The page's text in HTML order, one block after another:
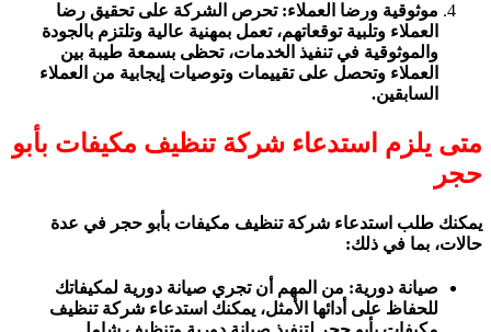
موثوقية ورضا العملاء: تحرص الشركة على تحقيق رضا
العملاء وتلبية توقعاتهم، تعمل بمهنية عالية وتلتزم بالجودة
والموثوقية في تنفيذ الخدمات، تحظى بسمعة طيبة بين
العملاء وتحصل على تقييمات وتوصيات إيجابية من العملاء
السابقين.
متى يلزم استدعاء شركة تنظيف مكيفات بأبو
حجر
يمكنك طلب استدعاء شركة تنظيف مكيفات بأبو حجر في عدة
حالات، بما في ذلك:
صيانة دورية: من المهم أن تجري صيانة دورية لمكيفاتك
للحفاظ على أدائها الأمثل، يمكنك استدعاء شركة تنظيف